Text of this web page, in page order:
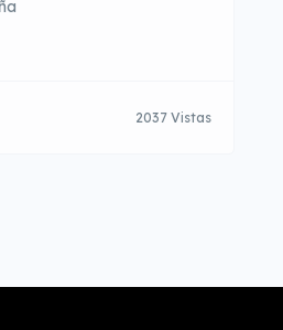
2037 Vistas